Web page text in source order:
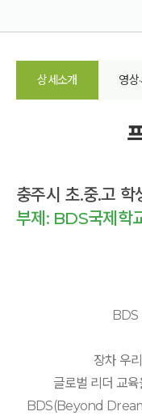
상세소개 영상
충주시 초.중.고 학
부제: BDS국제학교와
BDS
장차 우
글로벌 리더 교
BDS(Beyond